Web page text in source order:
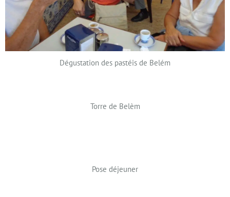
Dégustation des pastéis de Belém
Torre de Belèm
Pose déjeuner